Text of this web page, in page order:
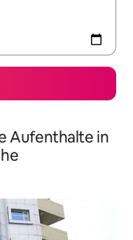
Aufenthalte in